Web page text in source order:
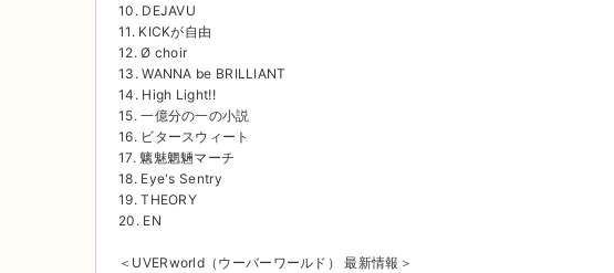
10. DEJAVU
11. KICKが自由
12. Ø choir
13. WANNA be BRILLIANT
14. High Light!!
15. 一億分の一の小説
16. ビタースウィート
17. 魑魅魍魎マーチ
18. Eye's Sentry
19. THEORY
20. EN
＜UVERworld（ウーバーワールド） 最新情報＞